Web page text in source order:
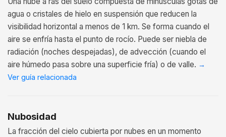
agua o cristales de hielo en suspensión que reducen la
visibilidad horizontal a menos de 1 km. Se forma cuando el
aire se enfría hasta el punto de rocío. Puede ser niebla de
radiación (noches despejadas), de advección (cuando el
aire húmedo pasa sobre una superficie fría) o de valle. →
Ver guía relacionada
Nubosidad
La fracción del cielo cubierta por nubes en un momento